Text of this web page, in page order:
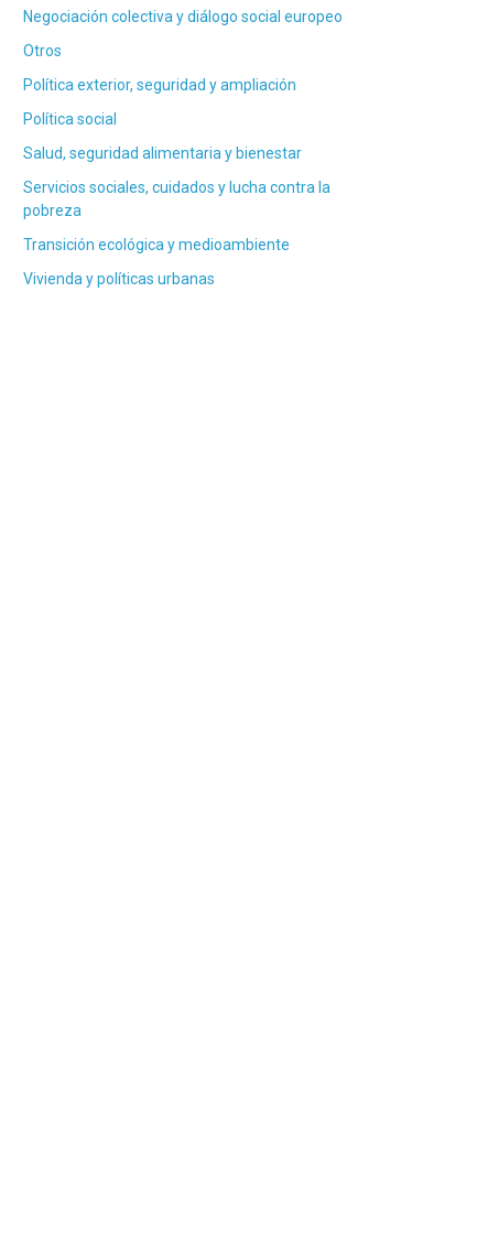
Negociación colectiva y diálogo social europeo
Otros
Política exterior, seguridad y ampliación
Política social
Salud, seguridad alimentaria y bienestar
Servicios sociales, cuidados y lucha contra la
pobreza
Transición ecológica y medioambiente
Vivienda y políticas urbanas